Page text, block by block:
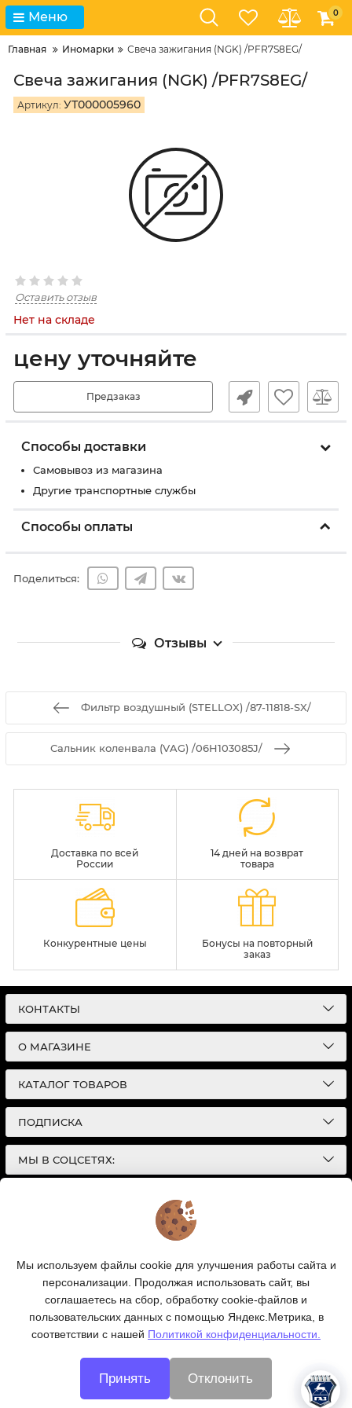
Меню 0
Главная Иномарки Свеча зажигания (NGK) /PFR7S8EG/
Свеча зажигания (NGK) /PFR7S8EG/
Артикул: УТ000005960
Оставить отзыв
Нет на складе
цену уточняйте
Предзаказ
Способы доставки
Самовывоз из магазина
Другие транспортные службы
Способы оплаты
Поделиться:
Отзывы
Фильтр воздушный (STELLOX) /87-11818-SX/
Сальник коленвала (VAG) /06H103085J/
Доставка по всей
России
14 дней на возврат
товара
Конкурентные цены
Бонусы на повторный
заказ
КОНТАКТЫ
О МАГАЗИНЕ
КАТАЛОГ ТОВАРОВ
ПОДПИСКА
МЫ В СОЦСЕТЯХ:
Интернет-магазин автотоваров в Екатеринбурге
| Разработка сайтов |
Политика конфиденциальности
интернет-сайт носит исключительно
информационный характер и ни при каких условиях
информационные материалы и цены, размещенные на
сайте, не являются публичной офертой, определяемой
положениями Статей 435 и 437 Гражданского кодекса
РФ.
Ваш заказ, включая стоимость и наличие товара, будет
подтвержден нашим менеджером посредством
телефонного звонка на номер, указанный Вами при
заказе.
Мы используем файлы cookie для улучшения работы сайта и
персонализации. Продолжая использовать сайт, вы
соглашаетесь на сбор, обработку cookie-файлов и
пользовательских данных с помощью Яндекс.Метрика, в
соответствии с нашей Политикой конфиденциальности.
Принять Отклонить